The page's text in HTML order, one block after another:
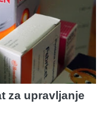
za upravljanje